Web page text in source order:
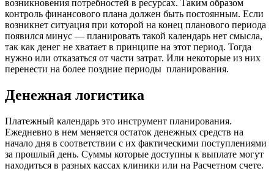
возникновения потребностей в ресурсах. Таким образом
контроль финансового плана должен быть постоянным. Если
возникнет ситуация при которой на конец планового периода
появился минус — планировать такой календарь нет смысла,
так как денег не хватает в принципе на этот период. Тогда
нужно или отказаться от части затрат. Или некоторые из них
перенести на более поздние периоды планирования.
Денежная логистика
Платежный календарь это инструмент планирования.
Ежедневно в нем меняется остаток денежных средств на
начало дня в соответствии с их фактическими поступлениями
за прошлый день. Суммы которые доступны к выплате могут
находиться в разных кассах клиники или на Расчетном счете.